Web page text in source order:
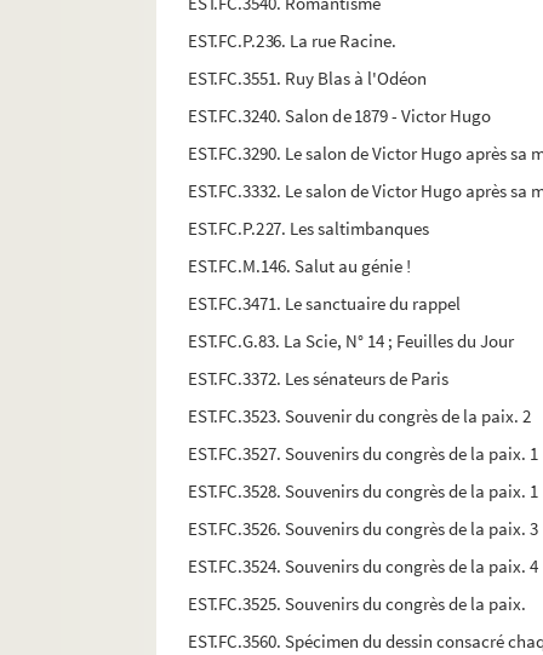
EST.FC.P.236. La rue Racine.
EST.FC.3551. Ruy Blas à l'Odéon
EST.FC.3240. Salon de 1879 - Victor Hugo
EST.FC.3290. Le salon de Victor Hugo après sa
EST.FC.3332. Le salon de Victor Hugo après sa
EST.FC.P.227. Les saltimbanques
EST.FC.M.146. Salut au génie !
EST.FC.3471. Le sanctuaire du rappel
EST.FC.G.83. La Scie, N° 14 ; Feuilles du Jour
EST.FC.3372. Les sénateurs de Paris
EST.FC.3523. Souvenir du congrès de la paix. 2
EST.FC.3527. Souvenirs du congrès de la paix. 1
EST.FC.3528. Souvenirs du congrès de la paix. 1
EST.FC.3526. Souvenirs du congrès de la paix. 3
EST.FC.3524. Souvenirs du congrès de la paix. 4
EST.FC.3525. Souvenirs du congrès de la paix.
EST.FC.3560. Spécimen du dessin consacré